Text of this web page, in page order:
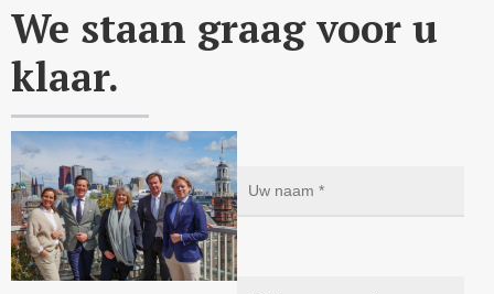
We staan graag voor u
klaar.